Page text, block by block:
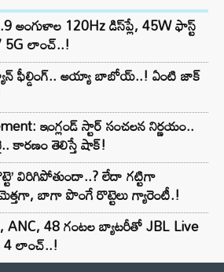
అంగుళాల 120Hz డిస్‌ప్లే, 45W ఫాస్ట్
5G లాంచ్..!
ఫీల్డింగ్.. అయ్యా బాబోయ్..! ఏంటి జాక్
ఇంగ్లండ్ స్టార్ సంచలన నిర్ణయం..
కారణం తెలిస్తే షాక్!
విరిగిపోతుందా..? లేదా గట్టిగా
బాగా పొంగే రొట్టెలు గ్యారెంటీ.!
ANC, 48 గంటల బ్యాటరీతో JBL Live
4 లాంచ్..!